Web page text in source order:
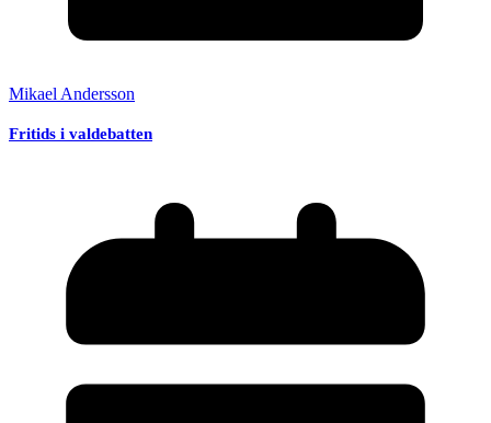
Mikael Andersson
Fritids i valdebatten